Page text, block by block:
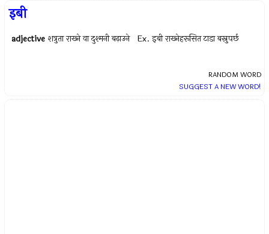
इबी
adjective शत्रुता राख्‍ने वा दुश्मनी बढ़ाउने Ex.इबी राख्‍नेहरूसित टाडा बस्नुपर्छ
RANDOM WORD
SUGGEST A NEW WORD!